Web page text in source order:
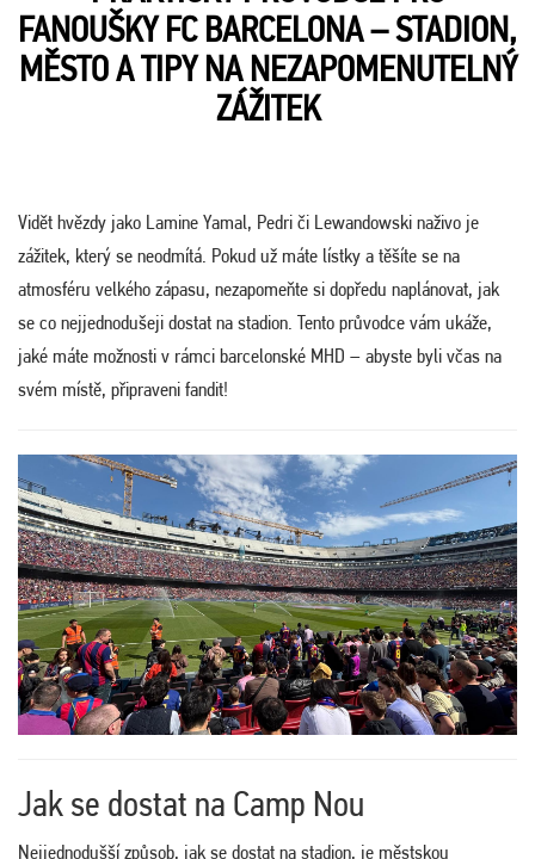
FANOUŠKY FC BARCELONA – STADION,
MĚSTO A TIPY NA NEZAPOMENUTELNÝ
ZÁŽITEK
Vidět hvězdy jako Lamine Yamal, Pedri či Lewandowski naživo je
zážitek, který se neodmítá. Pokud už máte lístky a těšíte se na
atmosféru velkého zápasu, nezapomeňte si dopředu naplánovat, jak
se co nejjednodušeji dostat na stadion. Tento průvodce vám ukáže,
jaké máte možnosti v rámci barcelonské MHD – abyste byli včas na
svém místě, připraveni fandit!
Jak se dostat na Camp Nou
Nejjednodušší způsob, jak se dostat na stadion, je městskou